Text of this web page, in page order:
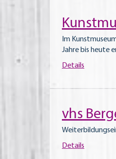
Im
Jahre bis heute
Details
vhs
Details